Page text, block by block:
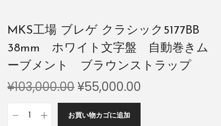
MKS工場 ブレゲ クラシック5177BB
38mm ホワイト文字盤 自動巻きム
ーブメント ブラウンストラップ
¥103,000.00¥55,000.00
お買い物カゴに追加